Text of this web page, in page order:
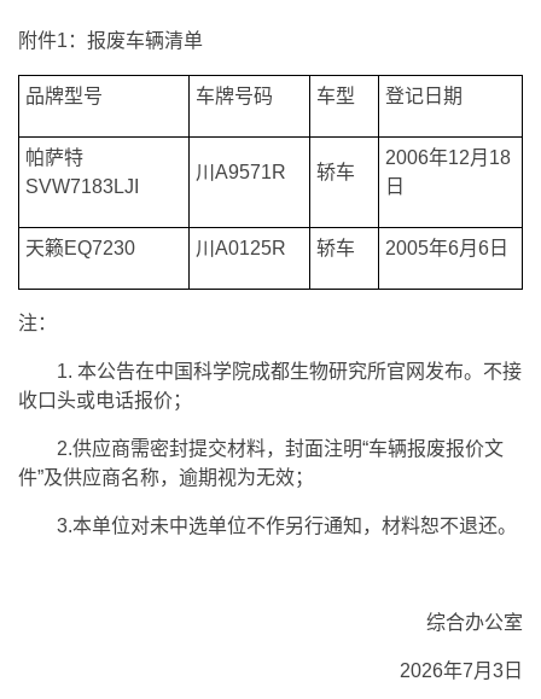
附件1：报废车辆清单
品牌型号 车牌号码 车型 登记日期
帕萨特
SVW7183LJI
川A9571R 轿车
2006年12月18
日
天籁EQ7230 川A0125R 轿车 2005年6月6日
注：
1. 本公告在中国科学院成都生物研究所官网发布。不接
收口头或电话报价；
2.供应商需密封提交材料，封面注明“车辆报废报价文
件”及供应商名称，逾期视为无效；
3.本单位对未中选单位不作另行通知，材料恕不退还。
综合办公室
2026年7月3日